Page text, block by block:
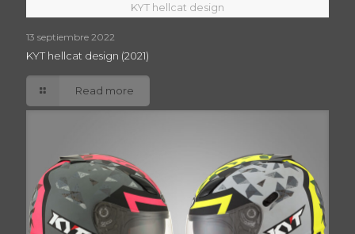
KYT hellcat design
13 septiembre 2022
KYT hellcat design (2021)
Read more